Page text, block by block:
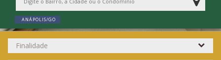
ANÁPOLIS/GO